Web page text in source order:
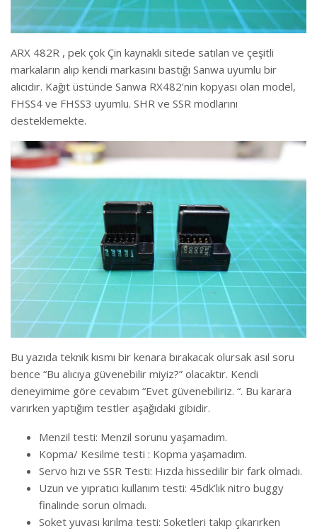
ARX 482R , pek çok Çin kaynaklı sitede satılan ve çeşitli
markaların alıp kendi markasını bastığı Sanwa uyumlu bir
alıcıdır. Kağıt üstünde Sanwa RX482’nin kopyası olan model,
FHSS4 ve FHSS3 uyumlu. SHR ve SSR modlarını
desteklemekte.
Bu yazıda teknik kısmı bir kenara bırakacak olursak asıl soru
bence “Bu alıcıya güvenebilir miyiz?” olacaktır. Kendi
deneyimime göre cevabım “Evet güvenebiliriz. “. Bu karara
varırken yaptığım testler aşağıdaki gibidir.
Menzil testi: Menzil sorunu yaşamadım.
Kopma/ Kesilme testi : Kopma yaşamadım.
Servo hızı ve SSR Testi: Hızda hissedilir bir fark olmadı.
Uzun ve yıpratıcı kullanım testi: 45dk’lık nitro buggy
finalinde sorun olmadı.
Soket yuvası kırılma testi: Soketleri takıp çıkarırken